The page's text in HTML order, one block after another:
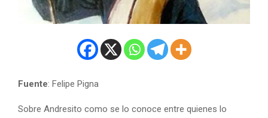
Fuente: Felipe Pigna
Sobre Andresito como se lo conoce entre quienes lo